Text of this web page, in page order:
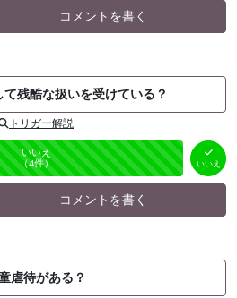
コメントを書く
残酷な扱いを受けている？
トリガー解説
いいえ
（4件） いいえ
コメントを書く
虐待がある？